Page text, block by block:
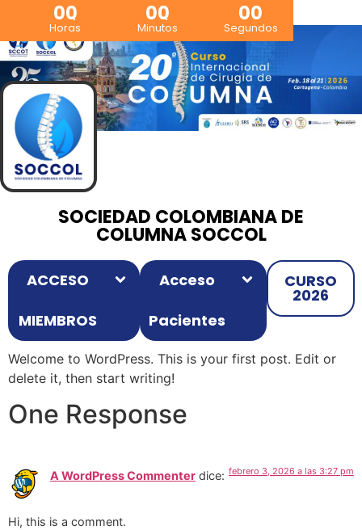
00
Horas
00
Minutos
00
Segundos
SOCIEDAD COLOMBIANA DE
COLUMNA SOCCOL
ACCESO
MIEMBROS
Acceso
Pacientes
CURSO
2026
Welcome to WordPress. This is your first post. Edit or
delete it, then start writing!
One Response
A WordPress Commenter dice: febrero 3, 2026 a las 3:27 pm
Hi, this is a comment.